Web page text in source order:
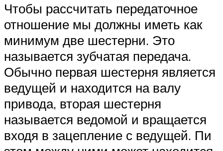
Чтобы рассчитать передаточное
отношение мы должны иметь как
минимум две шестерни. Это
называется зубчатая передача.
Обычно первая шестерня является
ведущей и находится на валу
привода, вторая шестерня
называется ведомой и вращается
входя в зацепление с ведущей. Пи